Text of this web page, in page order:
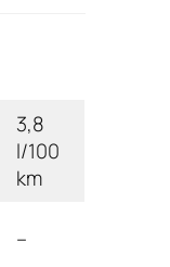
3,8
l/100
km
–